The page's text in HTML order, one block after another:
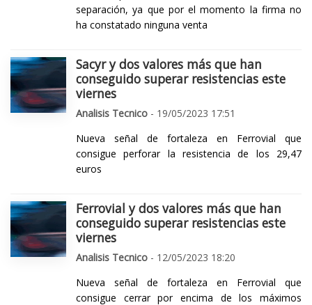
separación, ya que por el momento la firma no
ha constatado ninguna venta
Sacyr y dos valores más que han
conseguido superar resistencias este
viernes
Analisis Tecnico - 19/05/2023 17:51
Nueva señal de fortaleza en Ferrovial que
consigue perforar la resistencia de los 29,47
euros
Ferrovial y dos valores más que han
conseguido superar resistencias este
viernes
Analisis Tecnico - 12/05/2023 18:20
Nueva señal de fortaleza en Ferrovial que
consigue cerrar por encima de los máximos